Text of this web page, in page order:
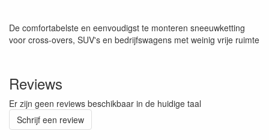
De comfortabelste en eenvoudigst te monteren sneeuwketting
voor cross-overs, SUV's en bedrijfswagens met weinig vrije ruimte
Reviews
Er zijn geen reviews beschikbaar in de huidige taal
Schrijf een review